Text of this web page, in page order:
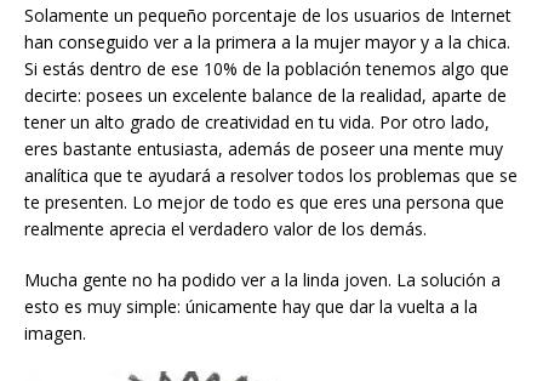
Solamente un pequeño porcentaje de los usuarios de Internet
han conseguido ver a la primera a la mujer mayor y a la chica.
Si estás dentro de ese 10% de la población tenemos algo que
decirte: posees un excelente balance de la realidad, aparte de
tener un alto grado de creatividad en tu vida. Por otro lado,
eres bastante entusiasta, además de poseer una mente muy
analítica que te ayudará a resolver todos los problemas que se
te presenten. Lo mejor de todo es que eres una persona que
realmente aprecia el verdadero valor de los demás.
Mucha gente no ha podido ver a la linda joven. La solución a
esto es muy simple: únicamente hay que dar la vuelta a la
imagen.